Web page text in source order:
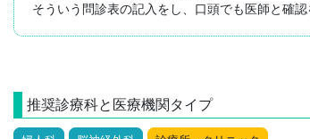
推奨診療科と医療機関タイプ